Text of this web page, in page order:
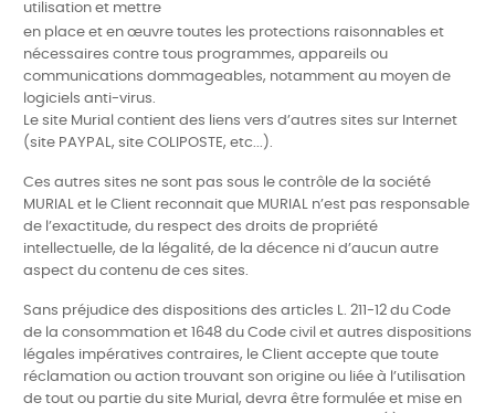
utilisation et mettre
en place et en œuvre toutes les protections raisonnables et
nécessaires contre tous programmes, appareils ou
communications dommageables, notamment au moyen de
logiciels anti-virus.
Le site Murial contient des liens vers d’autres sites sur Internet
(site PAYPAL, site COLIPOSTE, etc...).
Ces autres sites ne sont pas sous le contrôle de la société
MURIAL et le Client reconnait que MURIAL n’est pas responsable
de l’exactitude, du respect des droits de propriété
intellectuelle, de la légalité, de la décence ni d’aucun autre
aspect du contenu de ces sites.
Sans préjudice des dispositions des articles L. 211-12 du Code
de la consommation et 1648 du Code civil et autres dispositions
légales impératives contraires, le Client accepte que toute
réclamation ou action trouvant son origine ou liée à l’utilisation
de tout ou partie du site Murial, devra être formulée et mise en